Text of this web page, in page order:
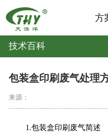
方
技术百科
包装盒印刷废气处理
来源：
1.包装盒印刷废气简述